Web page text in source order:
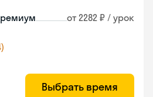
от 2282 ₽ / урок
Выбрать время